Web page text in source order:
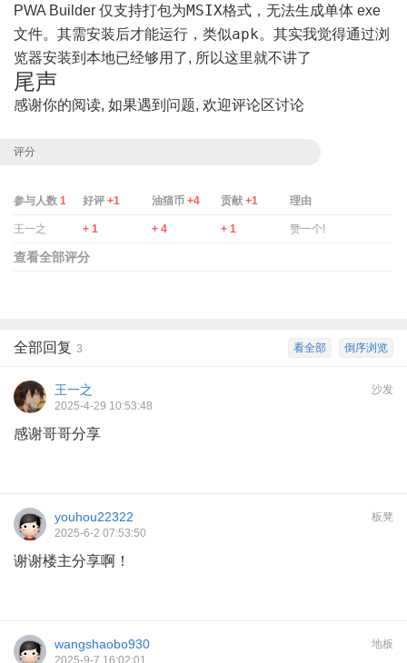
PWA Builder 仅支持打包为MSIX格式，无法生成单体 exe
文件。其需安装后才能运行，类似apk。其实我觉得通过浏
览器安装到本地已经够用了, 所以这里就不讲了
尾声
感谢你的阅读, 如果遇到问题, 欢迎评论区讨论
评分
参与人数 1 好评 +1 油猫币 +4 贡献 +1 理由
王一之 + 1 + 4 + 1 赞一个!
查看全部评分
倒序浏览
看全部
全部回复 3
沙发
王一之
2025-4-29 10:53:48
感谢哥哥分享
板凳
youhou22322
2025-6-2 07:53:50
谢谢楼主分享啊！
地板
wangshaobo930
2025-9-7 16:02:01